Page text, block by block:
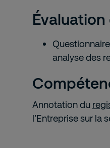
analyse des
Annotation du
l’Entreprise sur la